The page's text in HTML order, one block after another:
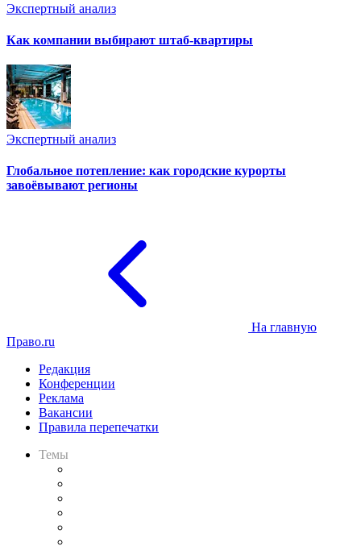
Экспертный анализ
Как компании выбирают штаб-квартиры
Экспертный анализ
Глобальное потепление: как городские курорты
завоёвывают регионы
На главную
Право.ru
Редакция
Конференции
Реклама
Вакансии
Правила перепечатки
Темы